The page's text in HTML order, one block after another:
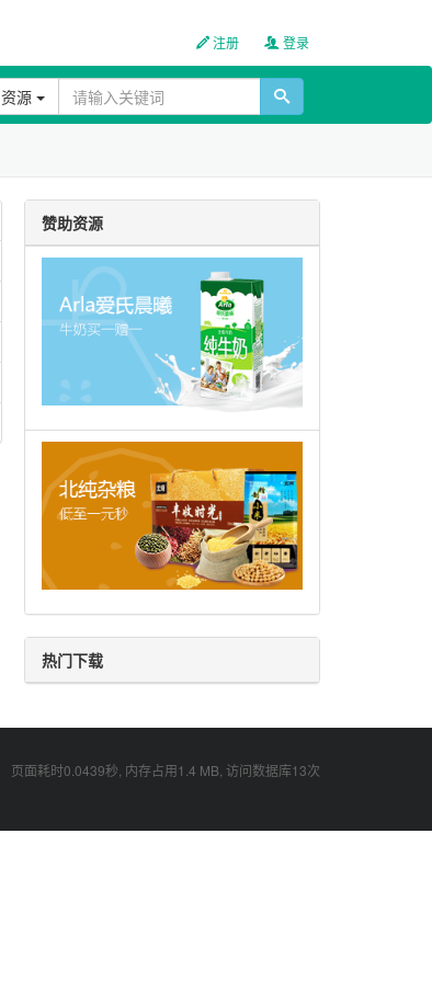
注册 登录
资源
赞助资源
热门下载
页面耗时0.0439秒, 内存占用1.4 MB, 访问数据库13次